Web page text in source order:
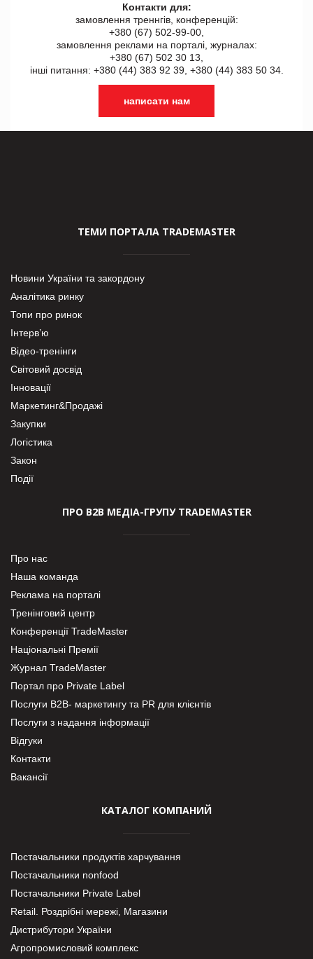
Контакти для:
замовлення треннгів, конференцій:
+380 (67) 502-99-00,
замовлення реклами на порталі, журналах:
+380 (67) 502 30 13,
інші питання: +380 (44) 383 92 39, +380 (44) 383 50 34.
написати нам
ТЕМИ ПОРТАЛА TRADEMASTER
Новини України та закордону
Аналітика ринку
Топи про ринок
Інтерв’ю
Відео-тренінги
Світовий досвід
Інновації
Маркетинг&Продажі
Закупки
Логістика
Закон
Події
ПРО В2В МЕДІА-ГРУПУ TRADEMASTER
Про нас
Наша команда
Реклама на порталі
Тренінговий центр
Конференції TradeMaster
Національні Премії
Журнал TradeMaster
Портал про Private Label
Послуги В2В- маркетингу та PR для клієнтів
Послуги з надання інформації
Відгуки
Контакти
Вакансії
КАТАЛОГ КОМПАНИЙ
Постачальники продуктів харчування
Постачальники nonfood
Постачальники Private Label
Retail. Роздрібні мережі, Магазини
Дистрибутори України
Агропромисловий комплекс